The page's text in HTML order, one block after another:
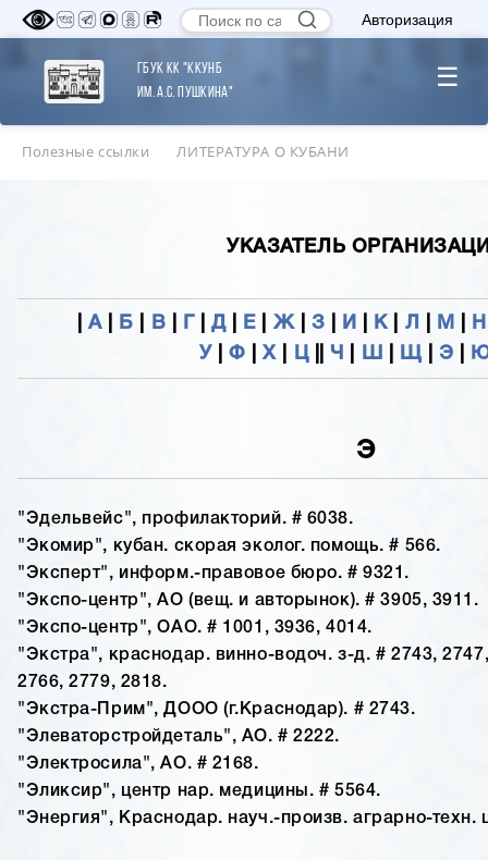
Авторизация
ГБУК КК "ККУНБ
им. А.С. Пушкина"
☰
Полезные ссылки ЛИТЕРАТУРА О КУБАНИ
УКАЗАТЕЛЬ
|А| Б В |Д| Е| Ж З И К| Л М Н
У
Ф |Х Ц|| Ч Ш Щ Э
Э
"Эдельвейс", профилакторий. # 6038.
"Экомир", кубан. скорая эколог. помощь. # 566.
"Эксперт", информ.-правовое бюро. # 9321.
"Экспо-центр", АО (вещ. и авторынок). # 3905, 3911.
"Экспо-центр", ОАО. # 1001, 3936, 4014.
"Экстра", краснодар. винно-водоч. з-д. # 2743,
2766, 2779, 2818.
"Экстра-Прим", ДООО (г.Краснодар). # 2743.
"Элеваторстройдеталь", АО. # 2222.
"Электросила", АО. # 2168.
"Эликсир", центр нар. медицины. # 5564.
"Энергия", Краснодар. науч.-произв. аграрно-техн.